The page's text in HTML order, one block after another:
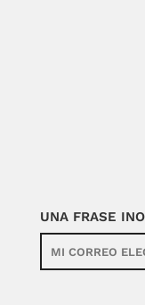
UNA FRASE